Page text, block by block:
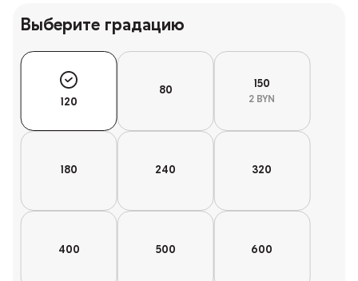
Выберите градацию
120
80
150
2 BYN
180 240 320
400 500 600